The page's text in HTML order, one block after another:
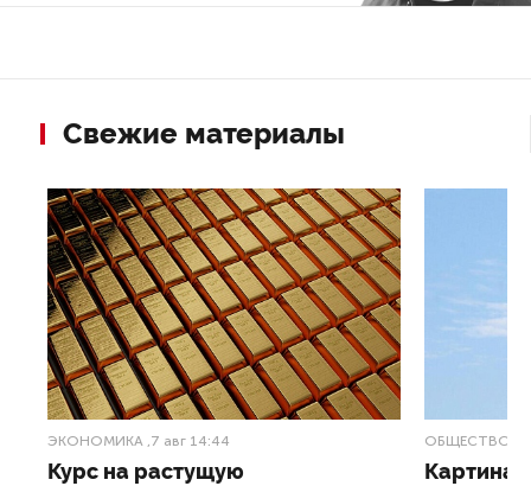
Свежие материалы
ЭКОНОМИКА ,7 авг 14:44
Курс на растущую
ОБЩЕСТВО
Картина